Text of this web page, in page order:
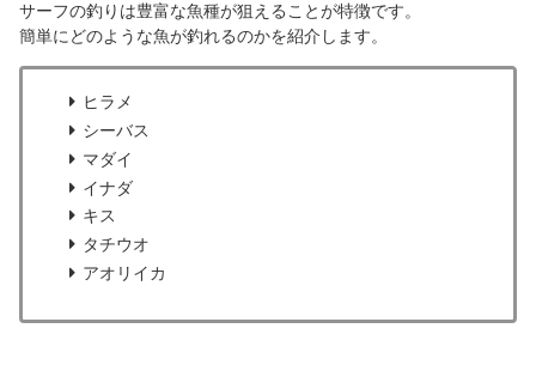
サーフの釣りは豊富な魚種が狙えることが特徴です。
簡単にどのような魚が釣れるのかを紹介します。
ヒラメ
シーバス
マダイ
イナダ
キス
タチウオ
アオリイカ